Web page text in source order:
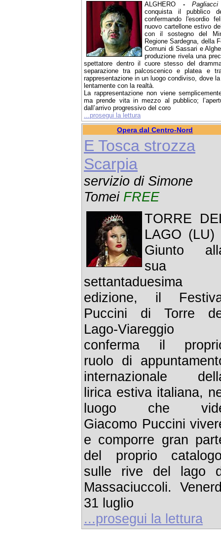
ALGHERO -Pagliacci
conquista il pubblico
confermando l'esordio
nuovo cartellone estivo
con il sostegno del
Regione Sardegna, della
Comuni di Sassari e
produzione rivela una
spettatore dentro il cuore stesso del
separazione tra palcoscenico e platea e
rappresentazione in un luogo condiviso, dove
lentamente con la realtà.
La rappresentazione non viene
ma prende vita in mezzo al pubblico;
dall’arrivo progressivo del coro
...prosegui la lettura
Opera dal Centro-Nord
E Tosca strozza
Scarpia
servizio di Simone
Tomei FREE
TORRE
LAGO (LU)
Giunto
sua
settantaduesima
edizione, il
Puccini di Torre
Lago-Viareggio
conferma il
ruolo di
internazionale
lirica estiva italiana,
luogo che
Giacomo Puccini
e comporre gran
del proprio
sulle rive del lago
Massaciuccoli.
31 luglio
...prosegui la lettura